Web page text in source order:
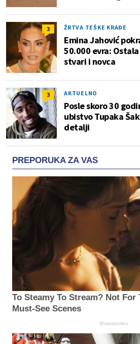
3 ŽRTVA TEŠKE KRAĐE
Emina Jahović
50.000 evra:
stvari i novca
3 AKTUELNO
Posle skoro 30
ubistvo Tupaka
detalji
PREPORUKA ZA VAS
To Steamy To Stream? Not
Must-See Scenes
Brainberries